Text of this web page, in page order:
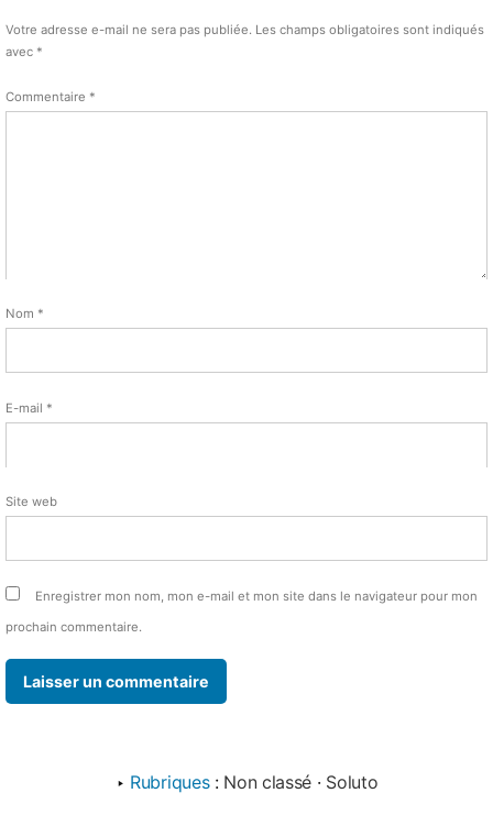
Votre adresse e-mail ne sera pas publiée. Les champs obligatoires sont indiqués
avec *
Commentaire *
Nom *
E-mail *
Site web
Enregistrer mon nom, mon e-mail et mon site dans le navigateur pour mon
prochain commentaire.
‣ Rubriques : Non classé · Soluto